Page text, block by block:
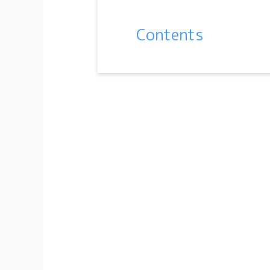
Contents